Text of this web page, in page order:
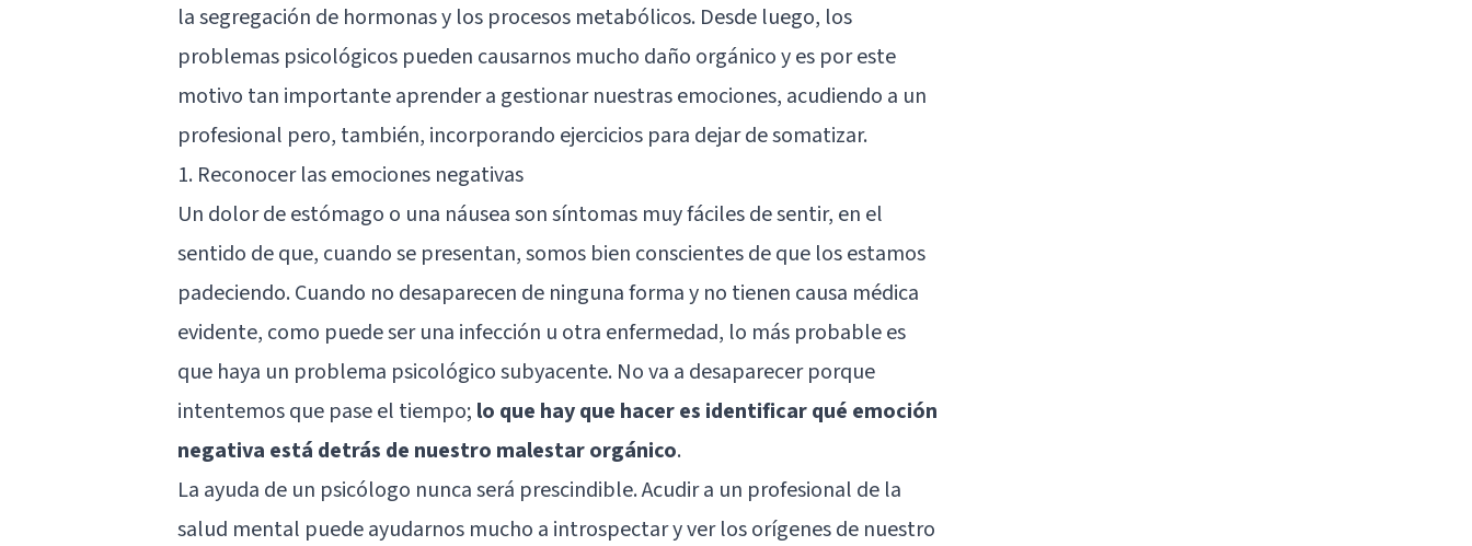
la segregación de hormonas y los procesos metabólicos. Desde luego, los
problemas psicológicos pueden causarnos mucho daño orgánico y es por este
motivo tan importante aprender a gestionar nuestras emociones, acudiendo a un
profesional pero, también, incorporando ejercicios para dejar de somatizar.
1. Reconocer las emociones negativas
Un dolor de estómago o una náusea son síntomas muy fáciles de sentir, en el
sentido de que, cuando se presentan, somos bien conscientes de que los estamos
padeciendo. Cuando no desaparecen de ninguna forma y no tienen causa médica
evidente, como puede ser una infección u otra enfermedad, lo más probable es
que haya un problema psicológico subyacente. No va a desaparecer porque
intentemos que pase el tiempo; lo que hay que hacer es identificar qué emoción
negativa está detrás de nuestro malestar orgánico.
La ayuda de un psicólogo nunca será prescindible. Acudir a un profesional de la
salud mental puede ayudarnos mucho a introspectar y ver los orígenes de nuestro